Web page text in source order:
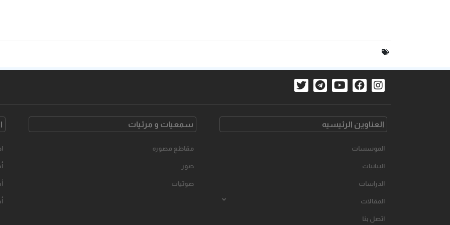
العناوین الرئیسیه
الموسسات
البیانیات
الدراسات
المقالات
اتصل بنا
سمعیات و مرئیات
مقاطع مصوره
صور
صوتیات